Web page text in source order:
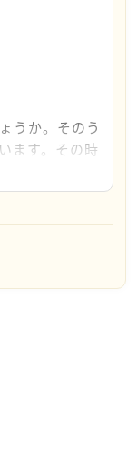
うか。そのう
ます。その時
思います。